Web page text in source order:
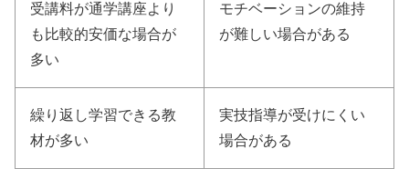
受講料が通学講座より
も比較的安価な場合が
多い
モチベーションの維持
が難しい場合がある
繰り返し学習できる教
材が多い
実技指導が受けにくい
場合がある